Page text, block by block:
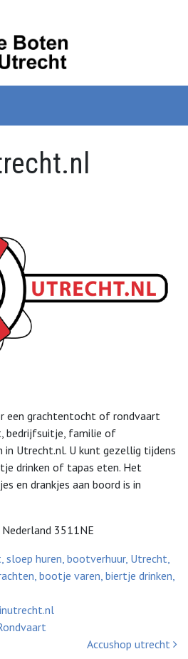
een grachtentocht of rondvaart
bedrijfsuitje, familie of
in Utrecht.nl. U kunt gezellig tijdens
drinken of tapas eten. Het
en drankjes aan boord is in
3511NE
sloep huren, bootverhuur, Utrecht,
bootje varen, biertje drinken,
Accushop utrecht